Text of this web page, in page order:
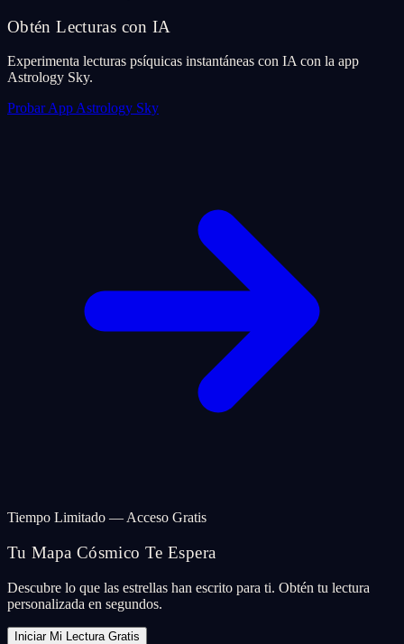
Obtén Lecturas con IA
Experimenta lecturas psíquicas instantáneas con IA con la app
Astrology Sky.
Probar App Astrology Sky
Tiempo Limitado — Acceso Gratis
Tu Mapa Cósmico Te Espera
Descubre lo que las estrellas han escrito para ti. Obtén tu lectura
personalizada en segundos.
Iniciar Mi Lectura Gratis